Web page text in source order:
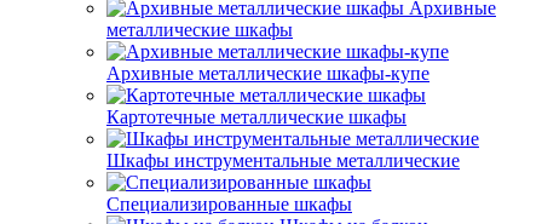
Архивные
металлические шкафы
Архивные металлические шкафы-купе
Картотечные металлические шкафы
Шкафы инструментальные металлические
Специализированные шкафы